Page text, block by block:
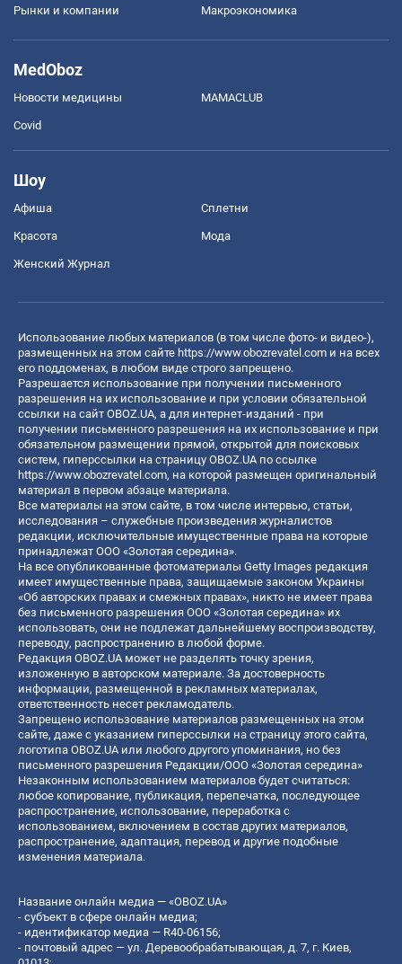
Рынки и компании Mакроэкономика
MedOboz
Новости медицины MAMACLUB
Covid
Шоу
Афиша Сплетни
Красота Мода
Женский Журнал
Использование любых материалов (в том числе фото- и видео-),
размещенных на этом сайте https://www.obozrevatel.com и на всех
его поддоменах, в любом виде строго запрещено.
Разрешается использование при получении письменного
разрешения на их использование и при условии обязательной
ссылки на сайт OBOZ.UA, а для интернет-изданий - при
получении письменного разрешения на их использование и при
обязательном размещении прямой, открытой для поисковых
систем, гиперссылки на страницу OBOZ.UA по ссылке
https://www.obozrevatel.com, на которой размещен оригинальный
материал в первом абзаце материала.
Все материалы на этом сайте, в том числе интервью, статьи,
исследования – служебные произведения журналистов
редакции, исключительные имущественные права на которые
принадлежат ООО «Золотая середина».
На все опубликованные фотоматериалы Getty Images редакция
имеет имущественные права, защищаемые законом Украины
«Об авторских правах и смежных правах», никто не имеет права
без письменного разрешения ООО «Золотая середина» их
использовать, они не подлежат дальнейшему воспроизводству,
переводу, распространению в любой форме.
Редакция OBOZ.UA может не разделять точку зрения,
изложенную в авторском материале. За достоверность
информации, размещенной в рекламных материалах,
ответственность несет рекламодатель.
Запрещено использование материалов размещенных на этом
сайте, даже с указанием гиперссылки на страницу этого сайта,
логотипа OBOZ.UA или любого другого упоминания, но без
письменного разрешения Редакции/ООО «Золотая середина»
Незаконным использованием материалов будет считаться:
любое копирование, публикация, перепечатка, последующее
распространение, использование, переработка с
использованием, включением в состав других материалов,
распространение, адаптация, перевод и другие подобные
изменения материала.
Название онлайн медиа — «OBOZ.UA»
- субъект в сфере онлайн медиа;
- идентификатор медиа — R40-06156;
- почтовый адрес — ул. Деревообрабатывающая, д. 7, г. Киев,